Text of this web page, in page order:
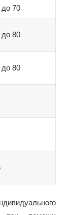
до 70
до 80
до 80